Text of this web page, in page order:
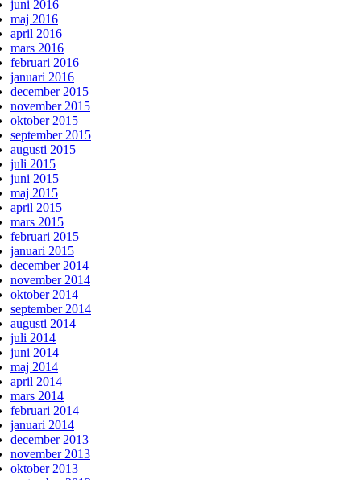
juni 2016
maj 2016
april 2016
mars 2016
februari 2016
januari 2016
december 2015
november 2015
oktober 2015
september 2015
augusti 2015
juli 2015
juni 2015
maj 2015
april 2015
mars 2015
februari 2015
januari 2015
december 2014
november 2014
oktober 2014
september 2014
augusti 2014
juli 2014
juni 2014
maj 2014
april 2014
mars 2014
februari 2014
januari 2014
december 2013
november 2013
oktober 2013